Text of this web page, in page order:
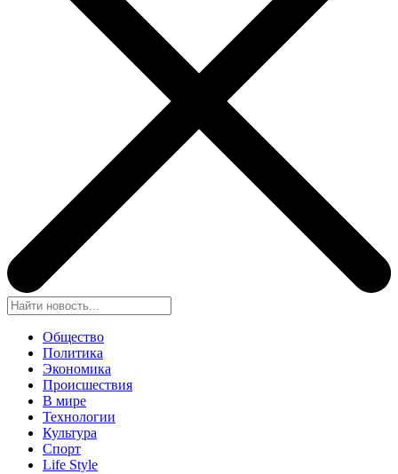
Общество
Политика
Экономика
Происшествия
В мире
Технологии
Культура
Спорт
Life Style